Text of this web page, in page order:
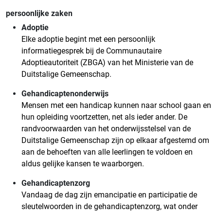
persoonlijke zaken
Adoptie
Elke adoptie begint met een persoonlijk
informatiegesprek bij de Communautaire
Adoptieautoriteit (ZBGA) van het Ministerie van de
Duitstalige Gemeenschap.
Gehandicaptenonderwijs
Mensen met een handicap kunnen naar school gaan en
hun opleiding voortzetten, net als ieder ander. De
randvoorwaarden van het onderwijsstelsel van de
Duitstalige Gemeenschap zijn op elkaar afgestemd om
aan de behoeften van alle leerlingen te voldoen en
aldus gelijke kansen te waarborgen.
Gehandicaptenzorg
Vandaag de dag zijn emancipatie en participatie de
sleutelwoorden in de gehandicaptenzorg, wat onder